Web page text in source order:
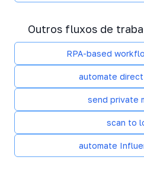
Outros fluxos de
RPA-based
automate
send private
scan to
automate